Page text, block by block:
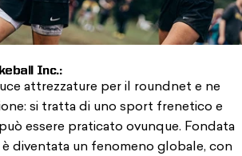
Inc.:
attrezzature per il roundnet e ne
si tratta di uno sport frenetico e
essere praticato ovunque. Fondata
diventata un fenomeno globale, con